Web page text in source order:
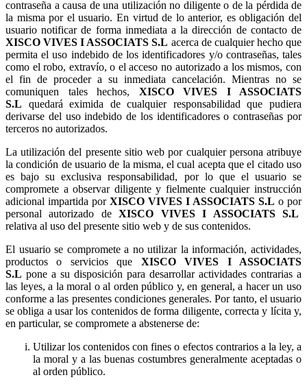
contraseña a causa de una utilización no diligente o de la pérdida de
la misma por el usuario. En virtud de lo anterior, es obligación del
usuario notificar de forma inmediata a la dirección de contacto de
acerca de cualquier hecho que
permita el uso indebido de los identificadores y/o contraseñas, tales
como el robo, extravío, o el acceso no autorizado a los mismos, con
el fin de proceder a su inmediata cancelación. Mientras no se
comuniquen tales hechos,
quedará eximida de cualquier responsabilidad que pudiera
derivarse del uso indebido de los identificadores o contraseñas por
terceros no autorizados.
La utilización del presente sitio web por cualquier persona atribuye
la condición de usuario de la misma, el cual acepta que el citado uso
es bajo su exclusiva responsabilidad, por lo que el usuario se
compromete a observar diligente y fielmente cualquier instrucción
adicional impartida por
o por
personal autorizado de
relativa al uso del presente sitio web y de sus contenidos.
El usuario se compromete a no utilizar la información, actividades,
productos o servicios que
pone a su disposición para desarrollar actividades contrarias a
las leyes, a la moral o al orden público y, en general, a hacer un uso
conforme a las presentes condiciones generales. Por tanto, el usuario
se obliga a usar los contenidos de forma diligente, correcta y lícita y,
en particular, se compromete a abstenerse de:
Utilizar los contenidos con fines o efectos contrarios a la ley, a
la moral y a las buenas costumbres generalmente aceptadas o
al orden público.